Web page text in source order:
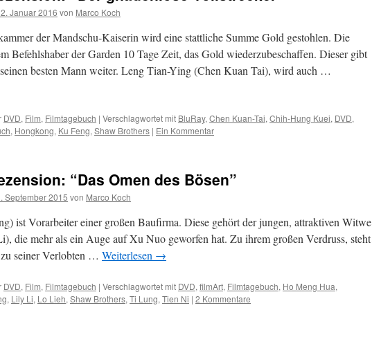
Januar 2016 von Marco Koch
der Mandschu-Kaiserin wird eine stattliche Summe Gold gestohlen. Die
Befehlshaber der Garden 10 Tage Zeit, das Gold wiederzubeschaffen. Dieser gibt
besten Mann weiter. Leng Tian-Ying (Chen Kuan Tai), wird auch …
DVD, Film, Filmtagebuch | Verschlagwortet mit BluRay, Chen Kuan-Tai, Chih-Hung Kuei, DVD,
, Hongkong, Ku Feng, Shaw Brothers | Ein Kommentar
“Das Omen des Bösen”
September 2015 von Marco Koch
ist Vorarbeiter einer großen Baufirma. Diese gehört der jungen, attraktiven Witwe
die mehr als ein Auge auf Xu Nuo geworfen hat. Zu ihrem großen Verdruss, steht
seiner Verlobten … Weiterlesen →
DVD, Film, Filmtagebuch | Verschlagwortet mit DVD, filmArt, Filmtagebuch, Ho Meng Hua,
, Lily Li, Lo Lieh, Shaw Brothers, Ti Lung, Tien Ni | 2 Kommentare